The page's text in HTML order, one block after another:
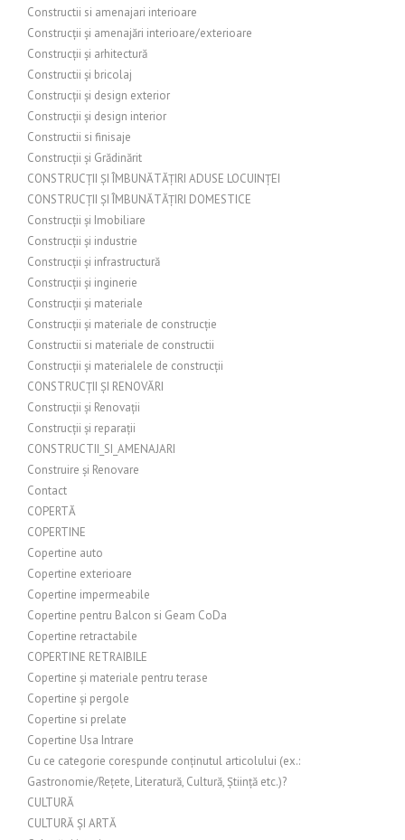
Constructii si amenajari interioare
Construcții și amenajări interioare/exterioare
Construcții și arhitectură
Constructii și bricolaj
Construcții și design exterior
Construcții și design interior
Constructii si finisaje
Construcții și Grădinărit
CONSTRUCȚII ȘI ÎMBUNĂTĂȚIRI ADUSE LOCUINȚEI
CONSTRUCȚII ȘI ÎMBUNĂTĂȚIRI DOMESTICE
Construcții și Imobiliare
Construcții și industrie
Construcții și infrastructură
Construcții și inginerie
Construcții și materiale
Construcții și materiale de construcție
Constructii si materiale de constructii
Construcții și materialele de construcții
CONSTRUCȚII ȘI RENOVĂRI
Construcții și Renovații
Construcții și reparații
CONSTRUCTII_SI_AMENAJARI
Construire și Renovare
Contact
COPERTĂ
COPERTINE
Copertine auto
Copertine exterioare
Copertine impermeabile
Copertine pentru Balcon si Geam CoDa
Copertine retractabile
COPERTINE RETRAIBILE
Copertine și materiale pentru terase
Copertine și pergole
Copertine si prelate
Copertine Usa Intrare
Cu ce categorie corespunde conținutul articolului (ex.:
Gastronomie/Rețete, Literatură, Cultură, Știință etc.)?
CULTURĂ
CULTURĂ ȘI ARTĂ